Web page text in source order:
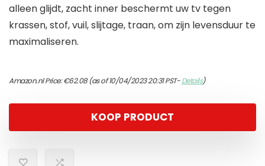
alleen glijdt, zacht inner beschermt uw tv tegen
krassen, stof, vuil, slijtage, traan, om zijn levensduur te
maximaliseren.
Amazon.nl Price:€62.08(as of 10/04/2023 20:31 PST-Details)
KOOP PRODUCT